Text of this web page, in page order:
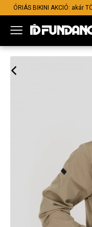
ÓRIÁS BIKINI AKCIÓ: akár